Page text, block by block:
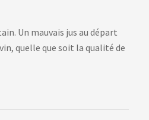
Un mauvais jus au départ
quelle que soit la qualité de